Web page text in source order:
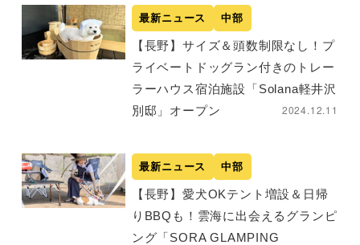
最新ニュース 中部
【長野】サイズ＆頭数制限なし！プ
ライベートドッグラン付きのトレー
ラーハウス宿泊施設「Solana軽井沢
別邸」オープン
2024.12.11
最新ニュース 中部
【長野】愛犬OKテント増設＆日帰
りBBQも！雲海に出会えるグランピ
ング「SORA GLAMPING